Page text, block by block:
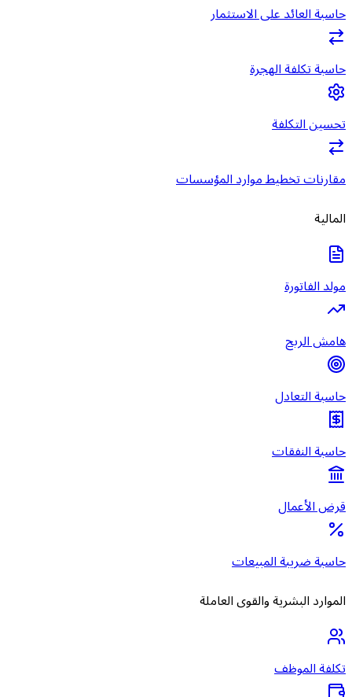
حاسبة العائد على الاستثمار
حاسبة تكلفة الهجرة
تحسين التكلفة
مقارنات تخطيط موارد المؤسسات
المالية
مولد الفاتورة
هامش الربح
حاسبة التعادل
حاسبة النفقات
قرض الأعمال
حاسبة ضريبة المبيعات
الموارد البشرية والقوى العاملة
تكلفة الموظف